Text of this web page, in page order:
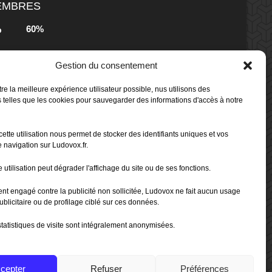
Gestion du consentement
la meilleure expérience utilisateur possible, nus utilisons des
telles que les cookies pour sauvegarder des informations d'accès à notre
utilisation nous permet de stocker des identifiants uniques et vos
navigation sur Ludovox.fr.
utilisation peut dégrader l'affichage du site ou de ses fonctions.
engagé contre la publicité non sollicitée, Ludovox ne fait aucun usage
ou de profilage ciblé sur ces données.
de visite sont intégralement anonymisées.
Refuser Préférences
60%
-
-
80%
70%